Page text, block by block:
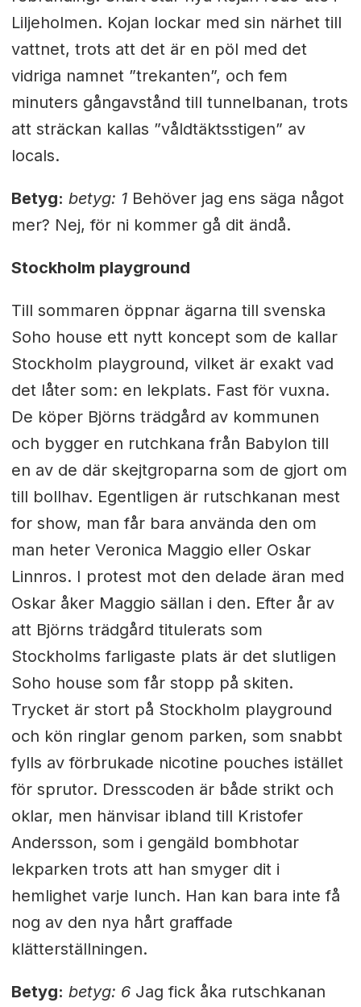
Liljeholmen. Kojan lockar med sin närhet till
vattnet, trots att det är en pöl med det
vidriga namnet ”trekanten”, och fem
minuters gångavstånd till tunnelbanan, trots
att sträckan kallas ”våldtäktsstigen” av
locals.
Betyg: betyg: 1Behöver jag ens säga något
mer? Nej, för ni kommer gå dit ändå.
Stockholm playground
Till sommaren öppnar ägarna till svenska
Soho house ett nytt koncept som de kallar
Stockholm playground, vilket är exakt vad
det låter som: en lekplats. Fast för vuxna.
De köper Björns trädgård av kommunen
och bygger en rutchkana från Babylon till
en av de där skejtgroparna som de gjort om
till bollhav. Egentligen är rutschkanan mest
for show, man får bara använda den om
man heter Veronica Maggio eller Oskar
Linnros. I protest mot den delade äran med
Oskar åker Maggio sällan i den. Efter år av
att Björns trädgård titulerats som
Stockholms farligaste plats är det slutligen
Soho house som får stopp på skiten.
Trycket är stort på Stockholm playground
och kön ringlar genom parken, som snabbt
fylls av förbrukade nicotine pouches istället
för sprutor. Dresscoden är både strikt och
oklar, men hänvisar ibland till Kristofer
Andersson, som i gengäld bombhotar
lekparken trots att han smyger dit i
hemlighet varje lunch. Han kan bara inte få
nog av den nya hårt graffade
klätterställningen.
Betyg: betyg: 6Jag fick åka rutschkanan